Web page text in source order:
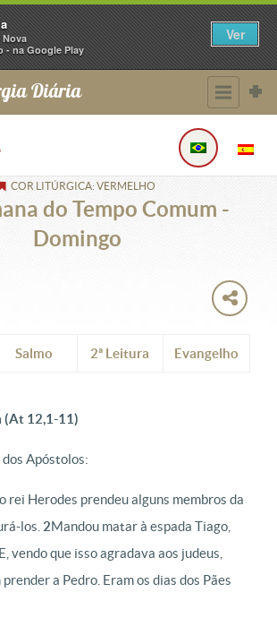
Nova
- na Google Play
Ver
Diária
COR LITÚRGICA: VERMELHO
do Tempo Comum -
Domingo
Salmo 2ª Leitura Evangelho
(At 12,1-11)
Apóstolos:
o rei Herodes prendeu alguns membros da
los. 2Mandou matar à espada Tiago,
E, vendo que isso agradava aos judeus,
a Pedro. Eram os dias dos Pães